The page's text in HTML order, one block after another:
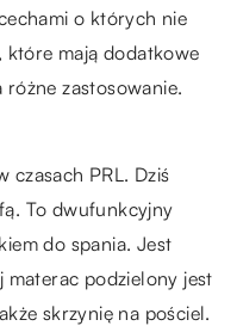
o których nie
które mają dodatkowe
zastosowanie.
czasach PRL. Dziś
To dwufunkcyjny
do spania. Jest
materac podzielony jest
skrzynię na pościel.